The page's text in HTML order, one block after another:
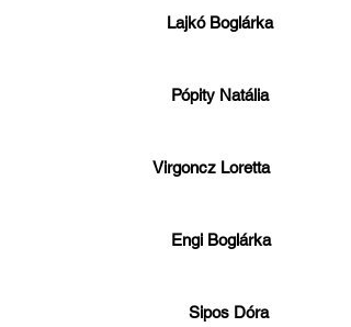
                          Lajkó Boglárka
                           Pópity Natália
                       Virgoncz Loretta
                           Engi Boglárka
                               Sipos Dóra